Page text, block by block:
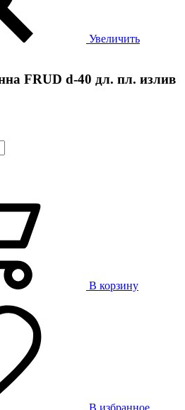
Увеличить
FRUD d-40 дл. пл. излив
В корзину